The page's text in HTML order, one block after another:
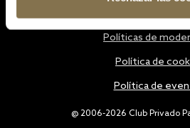
@ 2006-2026 Club Privado
Políticas de
Política de
Política de